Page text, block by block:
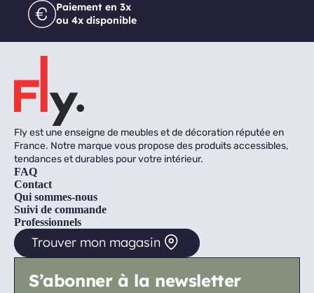
Paiement en 3x
ou 4x disponible
Fly est une enseigne de meubles et de décoration réputée en
France. Notre marque vous propose des produits accessibles,
tendances et durables pour votre intérieur.
FAQ
Contact
Qui sommes-nous
Suivi de commande
Professionnels
Trouver mon magasin
S’abonner à la newsletter